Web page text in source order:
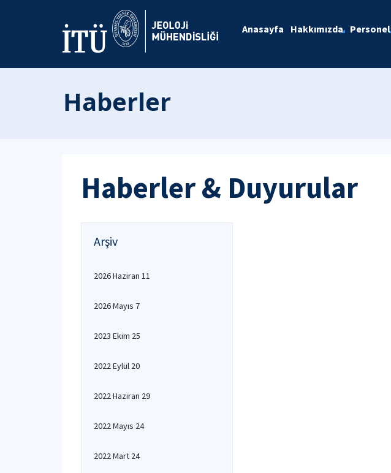
Anasayfa Hakkımızda Personel
Haberler
Haberler & Duyurular
Arşiv
2026 Haziran 11
2026 Mayıs 7
2023 Ekim 25
2022 Eylül 20
2022 Haziran 29
2022 Mayıs 24
2022 Mart 24